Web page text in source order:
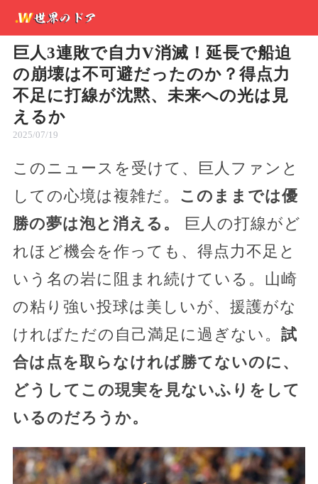
巨人3連敗で自力V消滅！延長で船迫
の崩壊は不可避だったのか？得点力
不足に打線が沈黙、未来への光は見
えるか
2025/07/19
このニュースを受けて、巨人ファンと
しての心境は複雑だ。 このままでは優
勝の夢は泡と消える。
巨人の打線がど
れほど機会を作っても、得点力不足と
いう名の岩に阻まれ続けている。山崎
の粘り強い投球は美しいが、援護がな
ければただの自己満足に過ぎない。 試
合は点を取らなければ勝てないのに、
どうしてこの現実を見ないふりをして
いるのだろうか。